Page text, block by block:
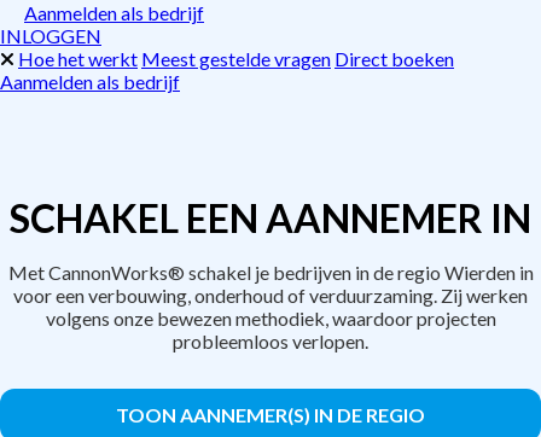
Aanmelden als bedrijf
INLOGGEN
Hoe het werkt Meest gestelde vragen Direct boeken
Aanmelden als bedrijf
SCHAKEL EEN AANNEMER IN
Met CannonWorks® schakel je bedrijven in de regio Wierden in
voor een verbouwing, onderhoud of verduurzaming. Zij werken
volgens onze bewezen methodiek, waardoor projecten
probleemloos verlopen.
TOON AANNEMER(S) IN DE REGIO